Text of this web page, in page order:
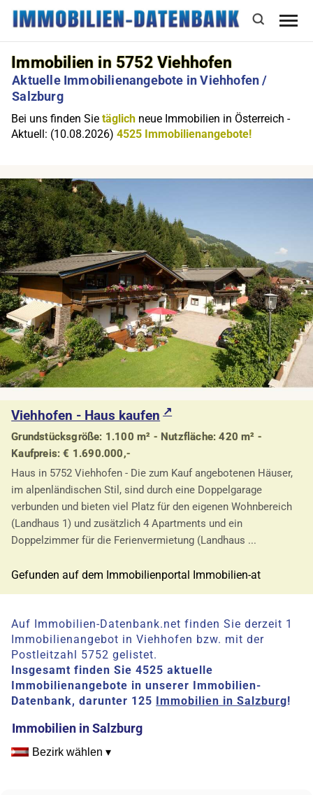
Immobilien in 5752 Viehhofen
Aktuelle Immobilienangebote in Viehhofen /
Salzburg
Bei uns finden Sietäglich neue Immobilien in Österreich -
Aktuell: (10.08.2026)4525 Immobilienangebote!
Viehhofen - Haus kaufen
Grundstücksgröße: 1.100 m² - Nutzfläche: 420 m² -
Kaufpreis: € 1.690.000,-
Haus in 5752 Viehhofen - Die zum Kauf angebotenen Häuser,
im alpenländischen Stil, sind durch eine Doppelgarage
verbunden und bieten viel Platz für den eigenen Wohnbereich
(Landhaus 1) und zusätzlich 4 Apartments und ein
Doppelzimmer für die Ferienvermietung (Landhaus ...
Gefunden auf dem Immobilienportal Immobilien-at
Auf Immobilien-Datenbank.net finden Sie derzeit 1
Immobilienangebot in Viehhofen bzw. mit der
Postleitzahl 5752 gelistet.
Insgesamt finden Sie 4525 aktuelle
Immobilienangebote in unserer Immobilien-
Datenbank, darunter 125
Immobilien in Salzburg!
Immobilien in Salzburg
Bezirk wählen ▾